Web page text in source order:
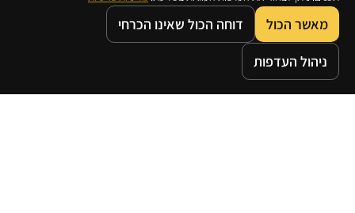
דף הבית
סיבות טובות לבחור שקד | כהן
תכשיטי יהלומים בעיצוב אישי
מדריך מדידת טבעת
מאשר הכול דוחה הכול שאינו הכרחי
ניהול העדפות